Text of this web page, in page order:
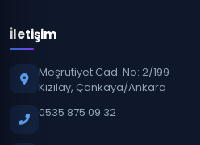
İletişim
Meşrutiyet Cad. No: 2/199
Kızılay, Çankaya/Ankara
0535 875 09 32